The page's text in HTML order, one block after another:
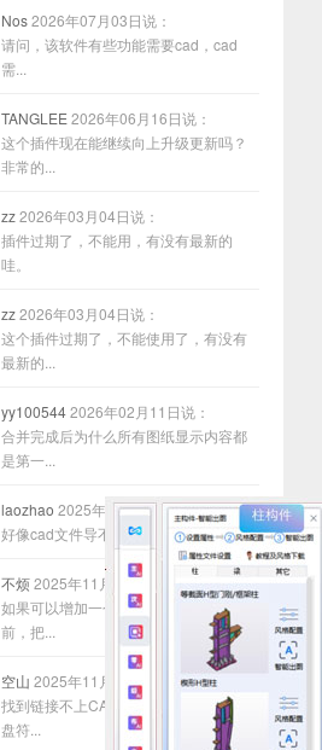
Nos2026年07月03日说：
请问，该软件有些功能需要cad，cad
需...
TANGLEE 2026年06月16日说：
这个插件现在能继续向上升级更新吗？
非常的...
zz2026年03月04日说：
插件过期了，不能用，有没有最新的
哇。
zz2026年03月04日说：
这个插件过期了，不能使用了，有没有
最新的...
yy1005442026年02月11日说：
合并完成后为什么所有图纸显示内容都
是第一...
laozhao 2025年11月22日说：
好像cad文件导不进去咋回事？
不烦2025年11月17日说：
如果可以增加一个功能，就是在合并以
前，把...
空山 2025年11月13日说：
找到链接不上CAD的原因了，程序放在
盘符...